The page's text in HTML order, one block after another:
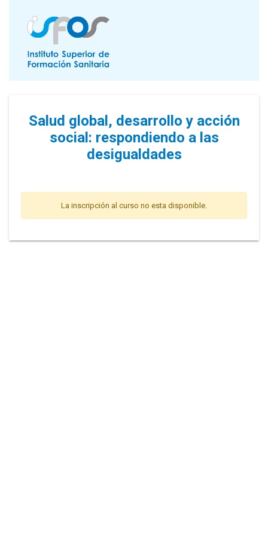
Salud global, desarrollo y acción
social: respondiendo a las
desigualdades
La inscripción al curso no esta disponible.